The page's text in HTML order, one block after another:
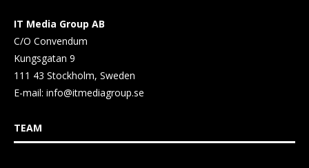
IT Media Group AB
C/O Convendum
Kungsgatan 9
111 43 Stockholm, Sweden
E-mail: info@itmediagroup.se
TEAM